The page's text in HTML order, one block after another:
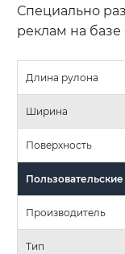
Специально
реклам на базе
Длина рулона
Ширина
Поверхность
Производитель
Тип